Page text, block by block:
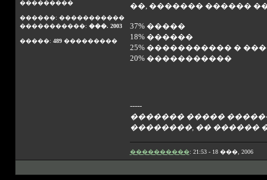
���������
������: �����������
�����������: ���. 2003
�����: 489���������
��, ������� ������
37% �����
18% ������
25% ����������� �
20% �����������
-----
������� �����
��������, �� ������
����������: 21:53 - 18 ���, 2006